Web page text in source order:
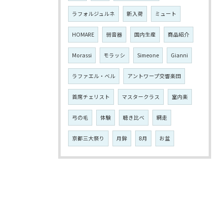
ラフォルジュルネ 新入荷 ミュート
HOMARE 弱音器 国内生産 商品紹介
Morassi モラッシ Simeone Gianni
ラファエル・ベル アントワープ交響楽団
首席チェリスト マスタークラス 室内楽
弓の毛 体験 聴き比べ 網走
京都三大祭り 月鉾 8月 お盆